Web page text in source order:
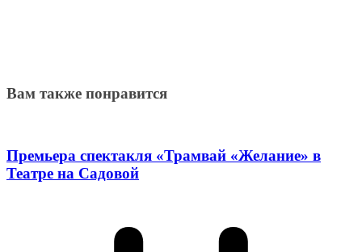
Вам также понравится
Премьера спектакля «Трамвай «Желание» в
Театре на Садовой